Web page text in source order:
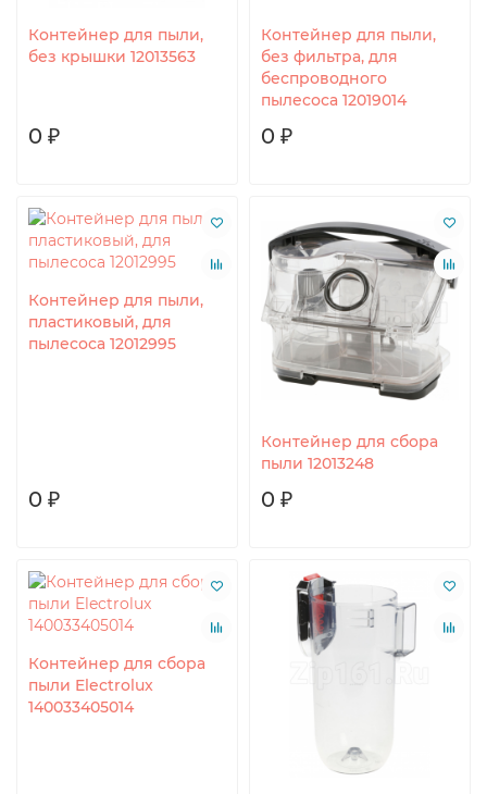
Контейнер для пыли,
без крышки 12013563
0 ₽
Контейнер для пыли,
без фильтра, для
беспроводного
пылесоса 12019014
0 ₽
Контейнер для пыли,
пластиковый, для
пылесоса 12012995
0 ₽
Контейнер для сбора
пыли 12013248
0 ₽
Контейнер для сбора
пыли Electrolux
140033405014